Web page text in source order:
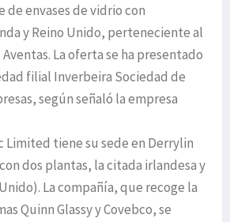
envases de vidrio con
y Reino Unido, perteneciente al
La oferta se ha presentado
filial Inverbeira Sociedad de
según señaló la empresa
Limited tiene su sede en Derrylin
dos plantas, la citada irlandesa y
La compañía, que recoge la
Quinn Glassy y Covebco, se